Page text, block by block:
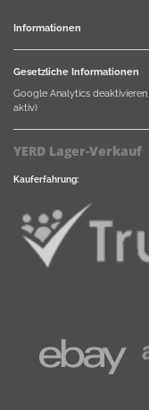
Informationen
Gesetzliche Informationen
Google Analytics deaktivieren
aktiv)
YERD Lager-Verkauf
Kauferfahrung: